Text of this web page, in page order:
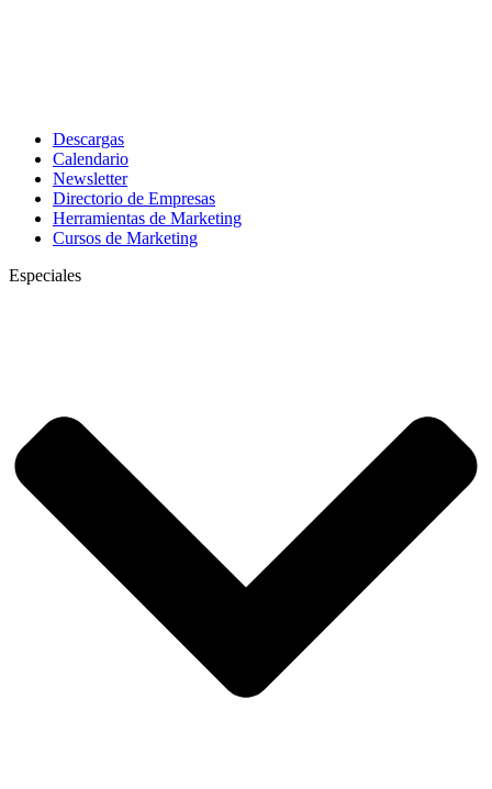
Descargas
Calendario
Newsletter
Directorio de Empresas
Herramientas de Marketing
Cursos de Marketing
Especiales